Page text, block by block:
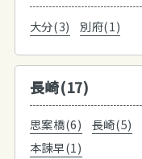
大分(3) 別府(1)
長崎(17)
思案橋(6) 長崎(5)
本諫早(1)